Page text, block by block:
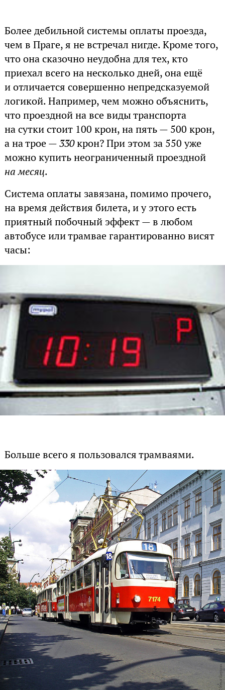
Более дебильной системы оплаты проезда,
чем в Праге, я не встречал нигде. Кроме того,
что она сказочно неудобна для тех, кто
приехал всего на несколько дней, она ещё
и отличается совершенно непредсказуемой
логикой. Например, чем можно объяснить,
что проездной на все виды транспорта
на сутки стоит 100 крон, на пять — 500 крон,
а на трое —330крон? При этом за 550 уже
можно купить неограниченный проездной
на месяц.
Система оплаты завязана, помимо прочего,
на время действия билета, и у этого есть
приятный побочный эффект — в любом
автобусе или трамвае гарантированно висят
часы:
Больше всего я пользовался трамваями.